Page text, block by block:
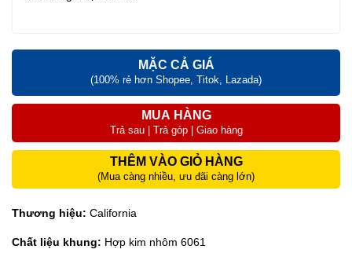
MẶC CẢ GIÁ
(100% rẻ hơn Shopee, Titok, Lazada)
MUA HÀNG
Trả sau | Trả góp | Giao hàng
THÊM VÀO GIỎ HÀNG
(Mua càng nhiều, ưu đãi càng lớn)
Thương hiệu: California
Chất liệu khung: Hợp kim nhôm 6061